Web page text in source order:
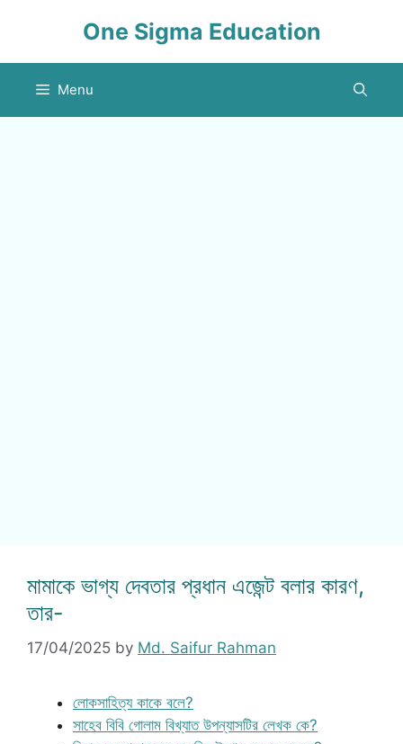
One Sigma Education
Menu
মামাকে ভাগ্য দেবতার প্রধান এজেন্ট বলার কারণ,
তার-
17/04/2025 by Md. Saifur Rahman
লোকসাহিত্য কাকে বলে?
সাহেব বিবি গোলাম বিখ্যাত উপন্যাসটির লেখক কে?